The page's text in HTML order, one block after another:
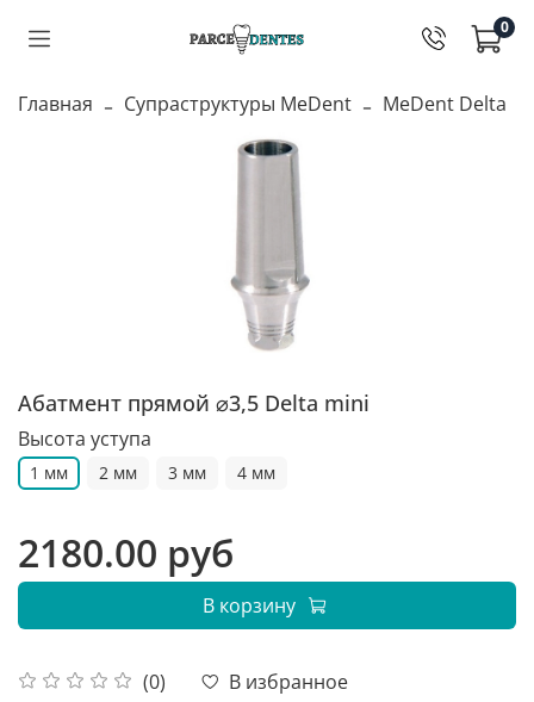
0
Главная Супраструктуры MeDent MeDent Delta
Абатмент прямой ⌀3,5 Delta mini
(0) В избранное
Высота уступа
1 мм 2 мм 3 мм 4 мм
2180.00 руб
В корзину